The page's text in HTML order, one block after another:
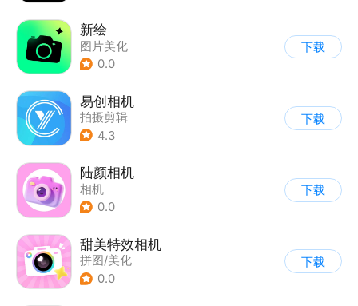
新绘
图片美化
0.0
下载
易创相机
拍摄剪辑
4.3
下载
陆颜相机
相机
0.0
下载
甜美特效相机
拼图/美化
0.0
下载